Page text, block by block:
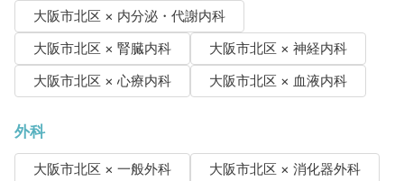
大阪市北区 × 内分泌・代謝内科
大阪市北区 × 腎臓内科
大阪市北区 × 神経内科
大阪市北区 × 心療内科
大阪市北区 × 血液内科
外科
大阪市北区 × 一般外科
大阪市北区 × 消化器外科